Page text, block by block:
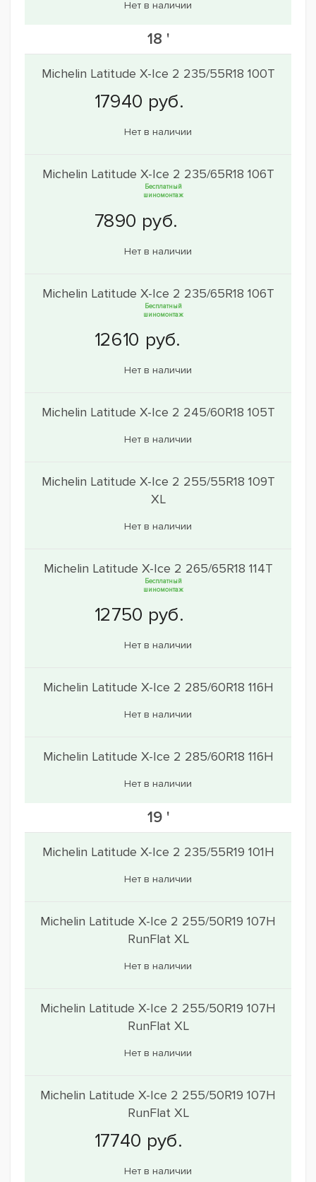
Нет в наличии
18 '
Michelin Latitude X-Ice 2 235/55R18 100T
Нет в наличии
Michelin Latitude X-Ice 2 235/65R18 106T
Бесплатный
шиномонтаж
Нет в наличии
Michelin Latitude X-Ice 2 235/65R18 106T
Бесплатный
шиномонтаж
Нет в наличии
Michelin Latitude X-Ice 2 245/60R18 105T
Нет в наличии
Michelin Latitude X-Ice 2 255/55R18 109T
XL
Нет в наличии
Michelin Latitude X-Ice 2 265/65R18 114T
Бесплатный
шиномонтаж
Нет в наличии
Michelin Latitude X-Ice 2 285/60R18 116H
Нет в наличии
Michelin Latitude X-Ice 2 285/60R18 116H
Нет в наличии
19 '
Michelin Latitude X-Ice 2 235/55R19 101H
Нет в наличии
Michelin Latitude X-Ice 2 255/50R19 107H
RunFlat XL
Нет в наличии
Michelin Latitude X-Ice 2 255/50R19 107H
RunFlat XL
Нет в наличии
Michelin Latitude X-Ice 2 255/50R19 107H
RunFlat XL
Нет в наличии